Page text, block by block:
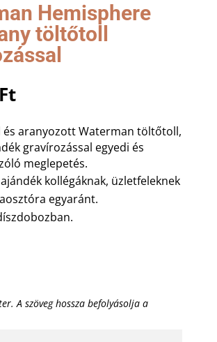
Hemisphere
töltőtoll
Ft
és aranyozott Waterman töltőtoll,
gravírozással egyedi és
meglepetés.
kollégáknak, üzletfeleknek
egyaránt.
A szöveg hossza befolyásolja a